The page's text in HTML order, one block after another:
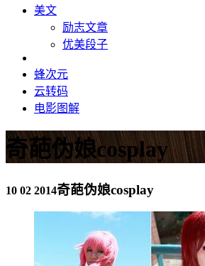
美文
励志文章
优美段子
蜂次元
云转码
电影图解
奇葩伪娘cosplay
10 02 2014奇葩伪娘cosplay